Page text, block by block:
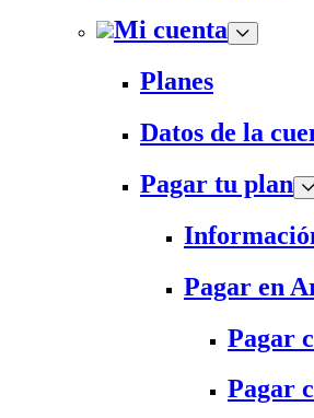
Mi cuenta
Planes
Datos de la
Pagar tu plan
Pagar en
Pagar
Pagar